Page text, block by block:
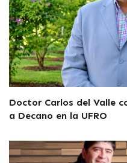
Doctor Carlos del Valle
a Decano en la UFRO